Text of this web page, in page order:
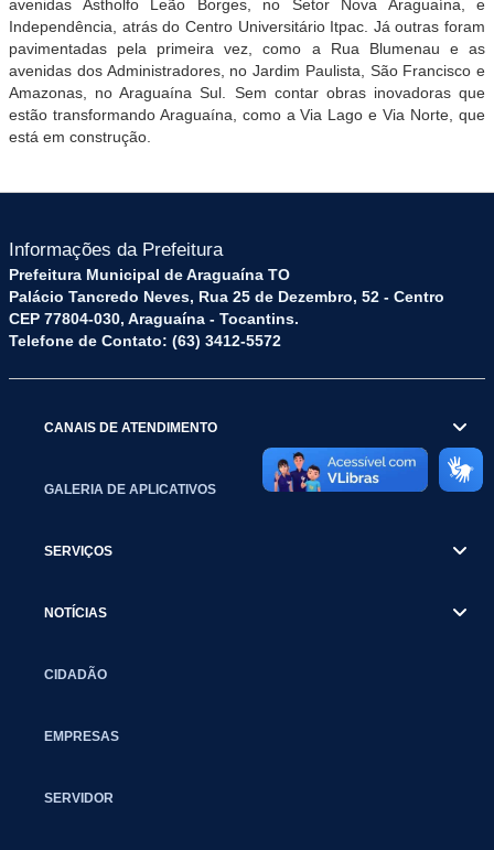
avenidas Astholfo Leão Borges, no Setor Nova Araguaína, e
Independência, atrás do Centro Universitário Itpac. Já outras foram
pavimentadas pela primeira vez, como a Rua Blumenau e as
avenidas dos Administradores, no Jardim Paulista, São Francisco e
Amazonas, no Araguaína Sul. Sem contar obras inovadoras que
estão transformando Araguaína, como a Via Lago e Via Norte, que
está em construção.
Informações da Prefeitura
Prefeitura Municipal de Araguaína TO
Palácio Tancredo Neves, Rua 25 de Dezembro, 52 - Centro
CEP 77804-030, Araguaína - Tocantins.
Telefone de Contato: (63) 3412-5572
CANAIS DE ATENDIMENTO
GALERIA DE APLICATIVOS
SERVIÇOS
NOTÍCIAS
CIDADÃO
EMPRESAS
SERVIDOR